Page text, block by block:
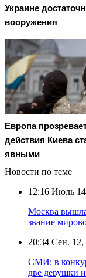
Украине
вооружения
Европа
действия Киева
явными
Новости по теме
12:16 Июль
Москва
звание
20:34 Сен. 12,
СМИ: в
две девушки